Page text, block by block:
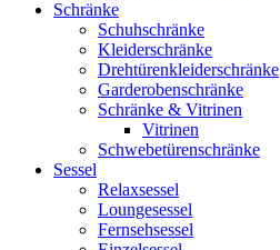
Schränke
Schuhschränke
Kleiderschränke
Drehtürenkleiderschränke
Garderobenschränke
Schränke & Vitrinen
Vitrinen
Schwebetürenschränke
Sessel
Relaxsessel
Loungesessel
Fernsehsessel